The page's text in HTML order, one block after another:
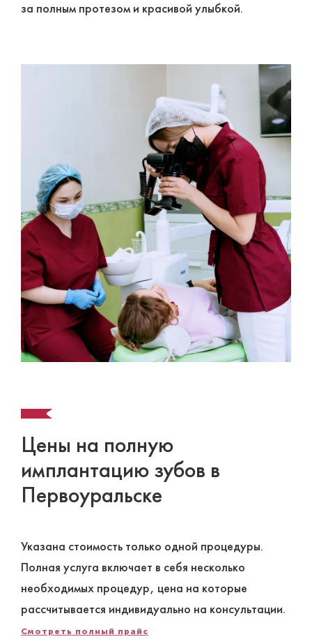
за полным протезом и красивой улыбкой.
Цены на полную
имплантацию зубов в
Первоуральске
Указана стоимость только одной процедуры.
Полная услуга включает в себя несколько
необходимых процедур, цена на которые
рассчитывается индивидуально на консультации.
Смотреть полный прайс